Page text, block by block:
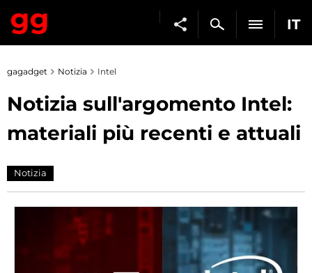
IT
gagadget Notizia Intel
Notizia sull'argomento Intel:
materiali più recenti e attuali
Notizia